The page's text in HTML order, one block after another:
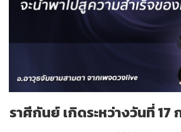
ราศีกันย์ เกิดระหว่างวันที่ 17